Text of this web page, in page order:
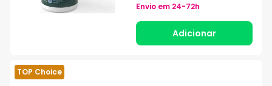
Envio em 24-72h
Adicionar
TOP Choice